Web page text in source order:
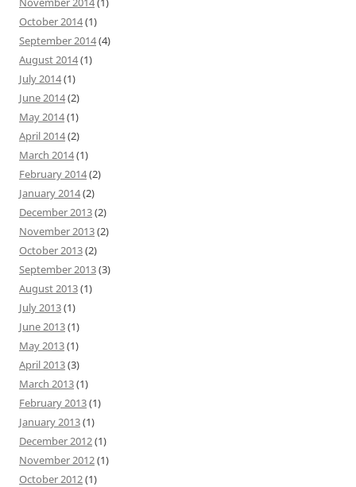
October 2014(1)
September 2014(4)
August 2014(1)
July 2014(1)
June 2014(2)
May 2014(1)
April 2014(2)
March 2014(1)
February 2014(2)
January 2014(2)
December 2013(2)
November 2013(2)
October 2013(2)
September 2013(3)
August 2013(1)
July 2013(1)
June 2013(1)
May 2013(1)
April 2013(3)
March 2013(1)
February 2013(1)
January 2013(1)
December 2012(1)
November 2012(1)
October 2012(1)